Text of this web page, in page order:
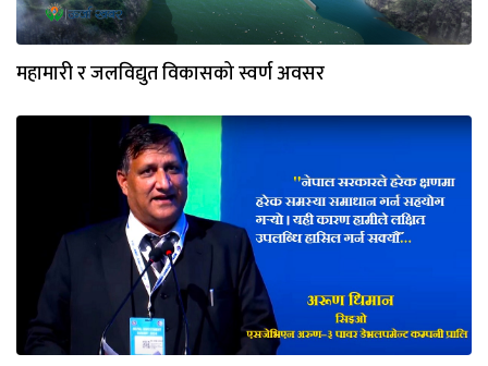
महामारी र जलविद्युत विकासको स्वर्ण अवसर